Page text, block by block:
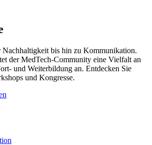
Nachhaltigkeit bis hin zu Kommunikation.
der MedTech-Community eine Vielfalt an
und Weiterbildung an. Entdecken Sie
und Kongresse.